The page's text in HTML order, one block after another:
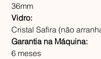
36mm
Vidro:
Cristal Safira (não
Garantia na Máquina:
6 meses